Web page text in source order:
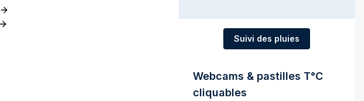
Suivi des pluies
Webcams & pastilles T°C
cliquables